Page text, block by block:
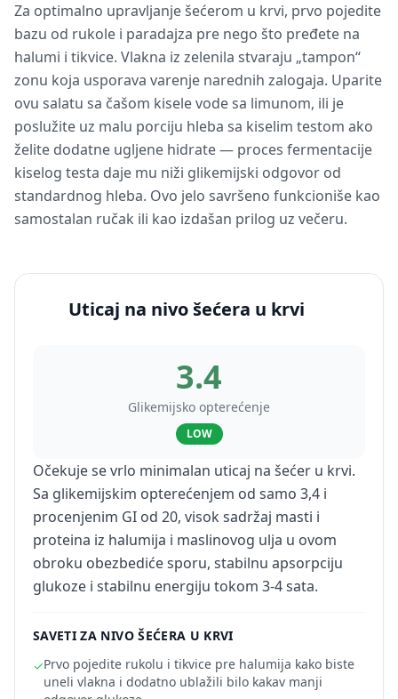
Za optimalno upravljanje šećerom u krvi, prvo pojedite
bazu od rukole i paradajza pre nego što pređete na
halumi i tikvice. Vlakna iz zelenila stvaraju „tampon“
zonu koja usporava varenje narednih zalogaja. Uparite
ovu salatu sa čašom kisele vode sa limunom, ili je
poslužite uz malu porciju hleba sa kiselim testom ako
želite dodatne ugljene hidrate — proces fermentacije
kiselog testa daje mu niži glikemijski odgovor od
standardnog hleba. Ovo jelo savršeno funkcioniše kao
samostalan ručak ili kao izdašan prilog uz večeru.
Uticaj na nivo šećera u krvi
3.4
Glikemijsko opterećenje
LOW
Očekuje se vrlo minimalan uticaj na šećer u krvi.
Sa glikemijskim opterećenjem od samo 3,4 i
procenjenim GI od 20, visok sadržaj masti i
proteina iz halumija i maslinovog ulja u ovom
obroku obezbediće sporu, stabilnu apsorpciju
glukoze i stabilnu energiju tokom 3-4 sata.
SAVETI ZA NIVO ŠEĆERA U KRVI
✓Prvo pojedite rukolu i tikvice pre halumija kako biste
uneli vlakna i dodatno ublažili bilo kakav manji